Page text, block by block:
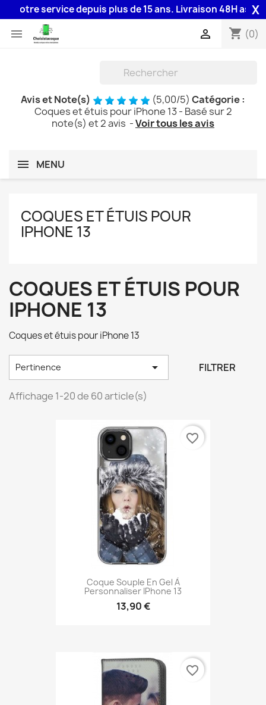
service depuis plus de 15 ans. Livraison 48H assurée par
X
 shopping_cart (0)

Avis et Note(s) (5,00/5) Catégorie :
Coques et étuis pour iPhone 13- Basé sur2
note(s) et2avis -Voir tous les avis
MENU
COQUES ET ÉTUIS POUR
IPHONE 13
COQUES ET ÉTUIS POUR
IPHONE 13
Coques et étuis pour iPhone 13
Pertinence  FILTRER
Affichage 1-20 de 60 article(s)
Coque Souple En Gel À
Personnaliser IPhone 13
13,90 €
favorite_border
favorite_border